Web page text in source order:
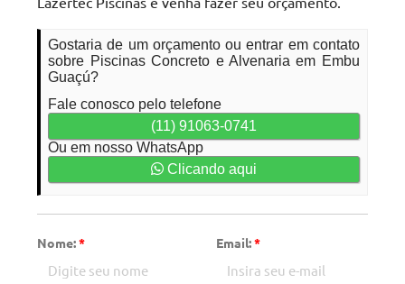
Gostaria de um orçamento ou entrar em contato
sobre Piscinas Concreto e Alvenaria em Embu
Guaçú?
Fale conosco pelo telefone
(11) 91063-0741
Ou em nosso WhatsApp
Clicando aqui
Nome:* Email:*